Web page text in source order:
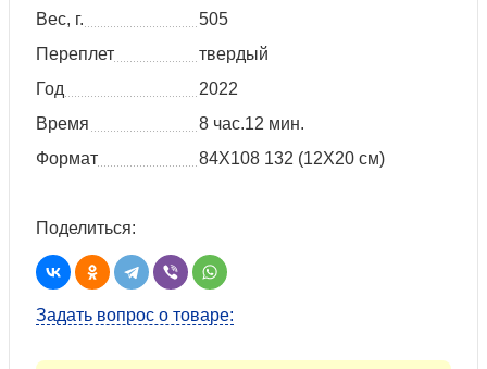
Вес, г.
505
Переплет
твердый
Год
2022
Время
8 час.12 мин.
Формат
84Х108 132 (12Х20 см)
Поделиться:
Задать вопрос о товаре: